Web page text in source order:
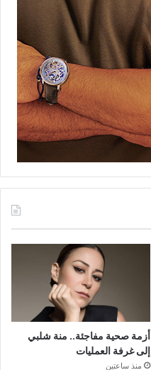
أزمة صحية مفاجئة.. منة شلبي
إلى غرفة العمليات
منذ ساعتين